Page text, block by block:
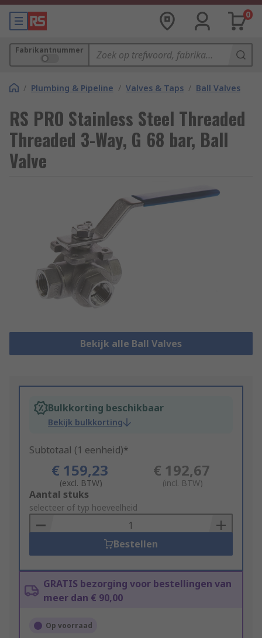
0
Fabrikantnummer
/ Plumbing & Pipeline / Valves & Taps / Ball Valves
RS PRO Stainless Steel Threaded
Threaded 3-Way, G 68 bar, Ball
Valve
Bekijk alle Ball Valves
Bulkkorting beschikbaar
Bekijk bulkkorting
Subtotaal (1 eenheid)*
€ 159,23
(excl. BTW)
€ 192,67
(incl. BTW)
Add
to
Basket
Aantal stuks
selecteer of typ hoeveelheid
Bestellen
GRATIS bezorging voor bestellingen van
meer dan € 90,00
Op voorraad